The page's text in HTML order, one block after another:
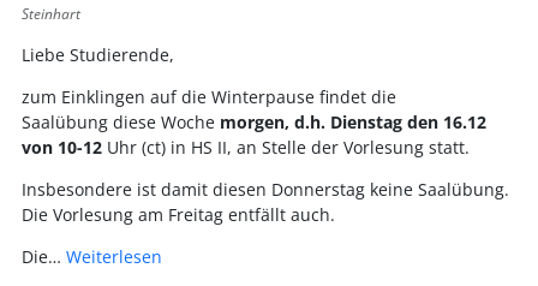
Steinhart
Liebe Studierende,
zum Einklingen auf die Winterpause findet die
Saalübung diese Woche morgen, d.h. Dienstag den 16.12
von 10-12Uhr (ct) in HS II, an Stelle der Vorlesung statt.
Insbesondere ist damit diesen Donnerstag keine Saalübung.
Die Vorlesung am Freitag entfällt auch.
Die… Weiterlesen